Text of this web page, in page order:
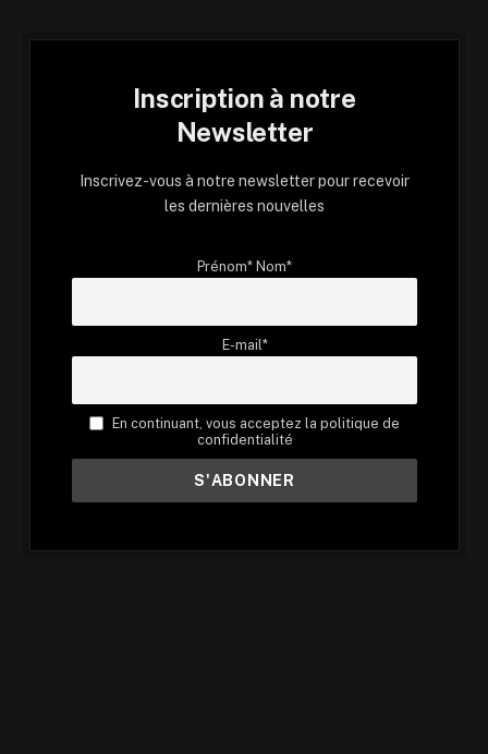
Inscription à notre
Newsletter
Inscrivez-vous à notre newsletter pour recevoir
les dernières nouvelles
Prénom* Nom*
E-mail*
En continuant, vous acceptez la politique de
confidentialité